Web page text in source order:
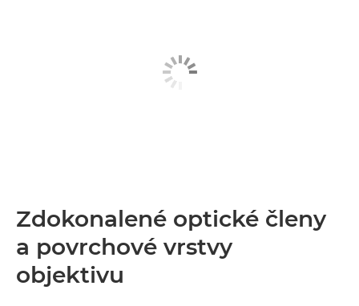
Zdokonalené optické členy
a povrchové vrstvy
objektivu